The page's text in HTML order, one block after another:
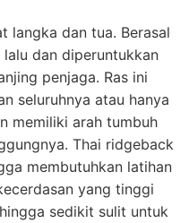
langka dan tua. Berasal
dan diperuntukkan
penjaga. Ras ini
seluruhnya atau hanya
memiliki arah tumbuh
Thai ridgeback
membutuhkan latihan
yang tinggi
sedikit sulit untuk